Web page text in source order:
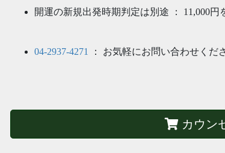
開運の新規出発時期判定は別途 ： 11,000円
04-2937-4271 ： お気軽にお問い合わせくだ
カウン